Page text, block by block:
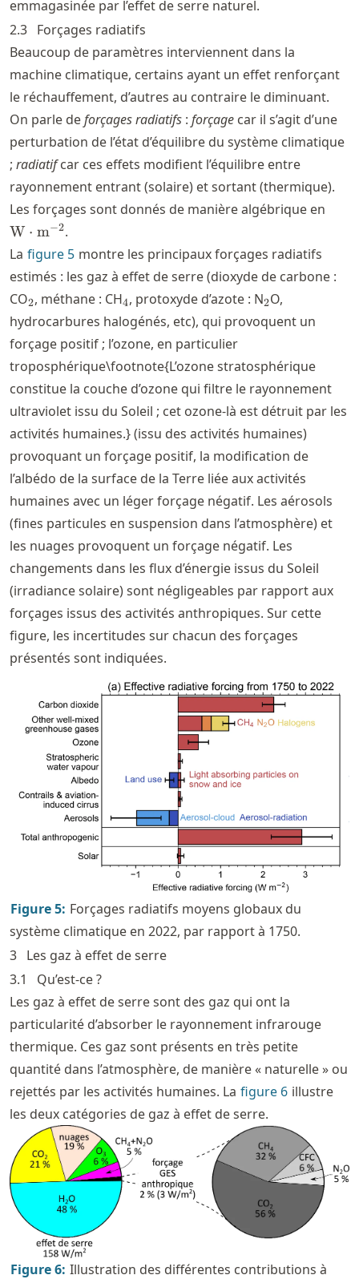
emmagasinée par l’effet de serre naturel.
2.3 Forçages radiatifs
Beaucoup de paramètres interviennent dans la
machine climatique, certains ayant un effet renforçant
le réchauffement, d’autres au contraire le diminuant.
On parle deforçages radiatifs : forçage car il s’agit d’une
perturbation de l’état d’équilibre du système climatique
; radiatifcar ces effets modifient l’équilibre entre
rayonnement entrant (solaire) et sortant (thermique).
Les forçages sont donnés de manière algébrique en
W ⋅ m−2.
La figure 5 montre les principaux forçages radiatifs
estimés : les gaz à effet de serre (dioxyde de carbone :
CO_2
2, méthane : CH_4
4, protoxyde d’azote : N_2
2O,
hydrocarbures halogénés, etc), qui provoquent un
forçage positif ; l’ozone, en particulier
troposphérique\footnote{L’ozone stratosphérique
constitue la couche d’ozone qui filtre le rayonnement
ultraviolet issu du Soleil ; cet ozone-là est détruit par les
activités humaines.} (issu des activités humaines)
provoquant un forçage positif, la modification de
l’albédo de la surface de la Terre liée aux activités
humaines avec un léger forçage négatif. Les aérosols
(fines particules en suspension dans l’atmosphère) et
les nuages provoquent un forçage négatif. Les
changements dans les flux d’énergie issus du Soleil
(irradiance solaire) sont négligeables par rapport aux
forçages issus des activités anthropiques. Sur cette
figure, les incertitudes sur chacun des forçages
présentés sont indiquées.
Figure5: Forçages radiatifs moyens globaux du
système climatique en 2022, par rapport à 1750.
3 Les gaz à effet de serre
3.1
Qu’est-ce ?
Les gaz à effet de serre sont des gaz qui ont la
particularité d’absorber le rayonnement infrarouge
thermique. Ces gaz sont présents en très petite
quantité dans l’atmosphère, de manière « naturelle » ou
rejettés par les activités humaines. La figure 6 illustre
les deux catégories de gaz à effet de serre.
Figure6: Illustration des différentes contributions à